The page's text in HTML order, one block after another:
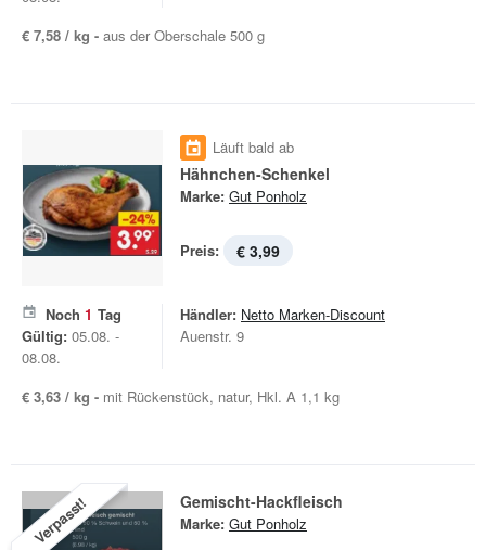
€ 7,58 / kg - aus der Oberschale 500 g
Läuft bald ab
Hähnchen-Schenkel
Marke: Gut Ponholz
Preis: € 3,99
Noch 1 Tag
Gültig: 05.08. -
08.08.
Händler: Netto Marken-Discount
Auenstr. 9
€ 3,63 / kg - mit Rückenstück, natur, Hkl. A 1,1 kg
Verpasst! Gemischt-Hackfleisch
Marke: Gut Ponholz